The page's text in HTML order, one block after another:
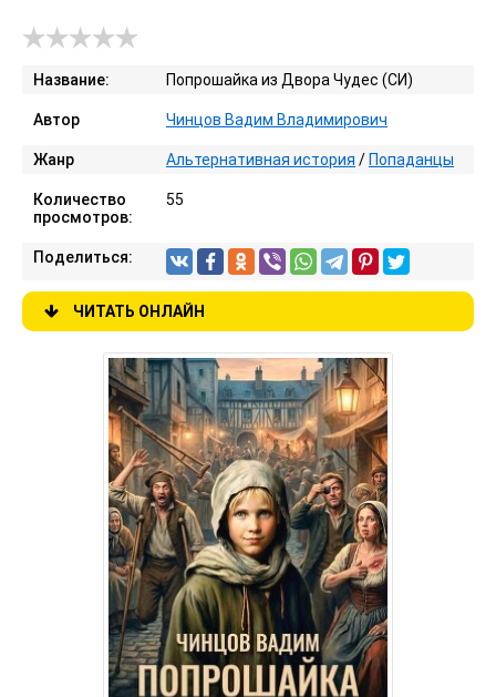
Название: Попрошайка из Двора Чудес (СИ)
Автор Чинцов Вадим Владимирович
Жанр Альтернативная история / Попаданцы
Количество
просмотров:
55
Поделиться:
ЧИТАТЬ ОНЛАЙН